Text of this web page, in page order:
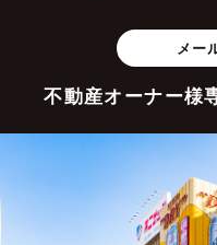
メー
不動産オーナー様